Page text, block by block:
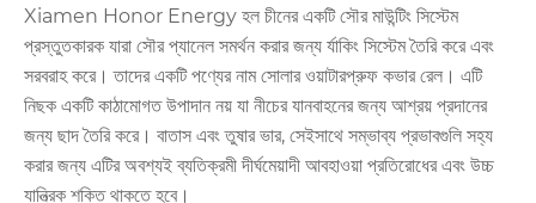
Xiamen Honor Energy হল চীনের একটি সৌর মাউন্টিং সিস্টেম
প্রস্তুতকারক যারা সৌর প্যানেল সমর্থন করার জন্য র্যাকিং সিস্টেম তৈরি করে এবং
সরবরাহ করে। তাদের একটি পণ্যের নাম সোলার ওয়াটারপ্রুফ কভার রেল। এটি
নিছক একটি কাঠামোগত উপাদান নয় যা নীচের যানবাহনের জন্য আশ্রয় প্রদানের
জন্য ছাদ তৈরি করে। বাতাস এবং তুষার ভার, সেইসাথে সম্ভাব্য প্রভাবগুলি সহ্য
করার জন্য এটির অবশ্যই ব্যতিক্রমী দীর্ঘমেয়াদী আবহাওয়া প্রতিরোধের এবং উচ্চ
যান্ত্রিক শক্তি থাকতে হবে।